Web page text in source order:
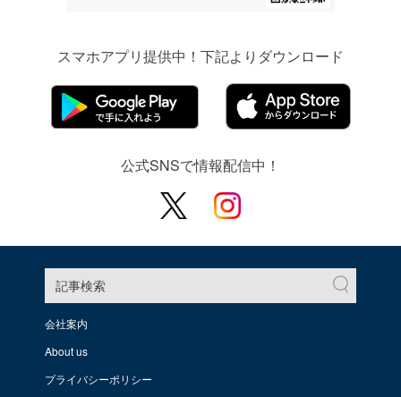
スマホアプリ提供中！下記よりダウンロード
公式SNSで情報配信中！
記事検索
会社案内
About us
プライバシーポリシー